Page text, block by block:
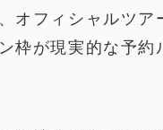
オフィシャルツア
枠が現実的な予約